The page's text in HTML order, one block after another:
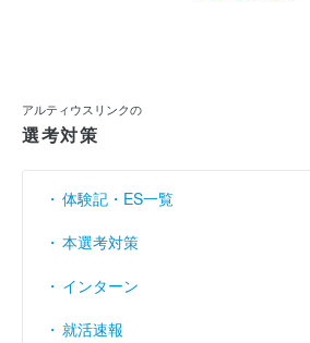
利益余剰金
売上伸び率
営業利益率 （％）
経常利益率 （％）
アルティウスリンクの
選考対策
体験記・ES一覧
本選考対策
インターン
就活速報